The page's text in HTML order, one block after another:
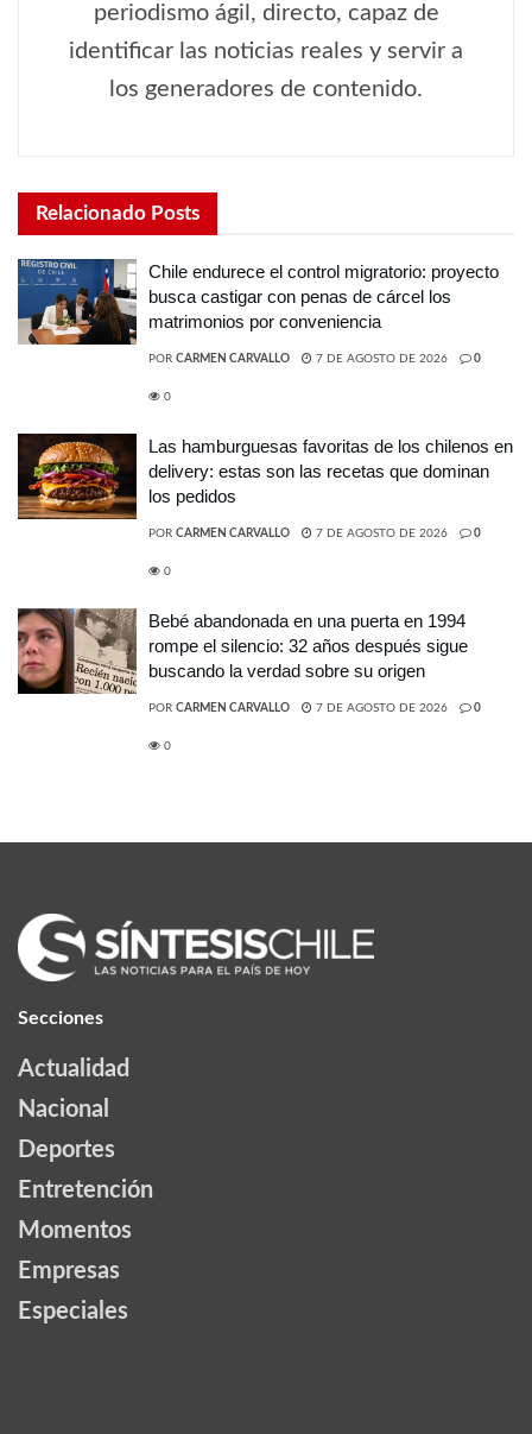
periodismo ágil, directo, capaz de
identificar las noticias reales y servir a
los generadores de contenido.
Relacionado Posts
Chile endurece el control migratorio: proyecto
busca castigar con penas de cárcel los
matrimonios por conveniencia
POR CARMEN CARVALLO 7 DE AGOSTO DE 2026 0
0
Las hamburguesas favoritas de los chilenos en
delivery: estas son las recetas que dominan
los pedidos
POR CARMEN CARVALLO 7 DE AGOSTO DE 2026 0
0
Bebé abandonada en una puerta en 1994
rompe el silencio: 32 años después sigue
buscando la verdad sobre su origen
POR CARMEN CARVALLO 7 DE AGOSTO DE 2026 0
0
Secciones
Actualidad
Nacional
Deportes
Entretención
Momentos
Empresas
Especiales